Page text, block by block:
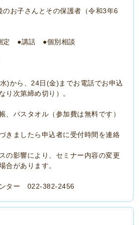
のお子さんとその保護者（令和3年6
定 ●講話 ●個別相談
)から、24日(金)までお電話でお申込
り次第締め切り）。
、バスタオル（参加費は無料です）
きましたら申込者に受付時間を連絡
の影響により、セミナー内容の変更
合があります。
ンター 022-382-2456